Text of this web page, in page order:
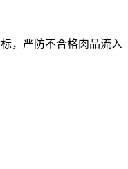
，严防不合格肉品流入